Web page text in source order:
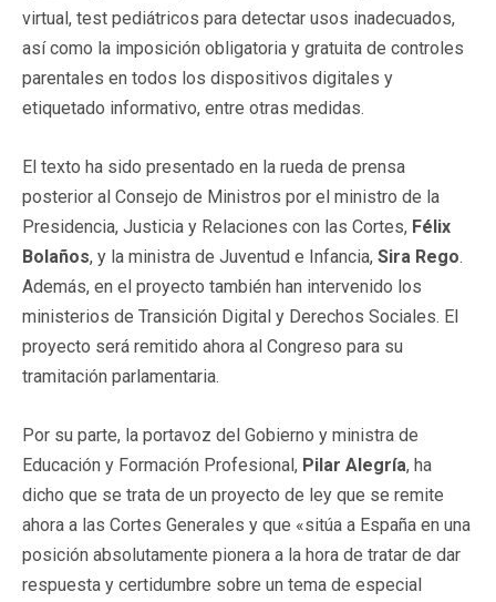
virtual, test pediátricos para detectar usos inadecuados,
así como la imposición obligatoria y gratuita de controles
parentales en todos los dispositivos digitales y
etiquetado informativo, entre otras medidas.
El texto ha sido presentado en la rueda de prensa
posterior al Consejo de Ministros por el ministro de la
Presidencia, Justicia y Relaciones con las Cortes, Félix
Bolaños, y la ministra de Juventud e Infancia, Sira Rego.
Además, en el proyecto también han intervenido los
ministerios de Transición Digital y Derechos Sociales. El
proyecto será remitido ahora al Congreso para su
tramitación parlamentaria.
Por su parte, la portavoz del Gobierno y ministra de
Educación y Formación Profesional, Pilar Alegría, ha
dicho que se trata de un proyecto de ley que se remite
ahora a las Cortes Generales y que «sitúa a España en una
posición absolutamente pionera a la hora de tratar de dar
respuesta y certidumbre sobre un tema de especial